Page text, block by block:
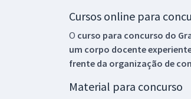
Cursos online para
O curso para concurso do
um corpo docente
frente da organização de
Material para concurso